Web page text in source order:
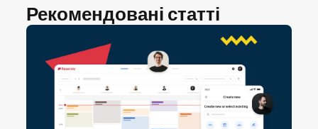
Рекомендовані статті